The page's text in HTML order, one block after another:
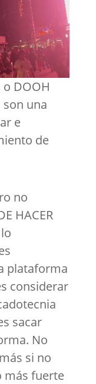
DOOH
son una
e
de
no
HACER
plataforma
considerar
sacar
No
si no
más fuerte